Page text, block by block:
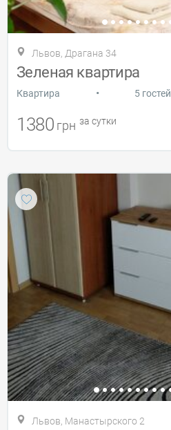
Львов, Драгана 34
Зеленая квартира
Квартира • 5 гостей
1380 грн за сутки
Львов, Манастырского 2